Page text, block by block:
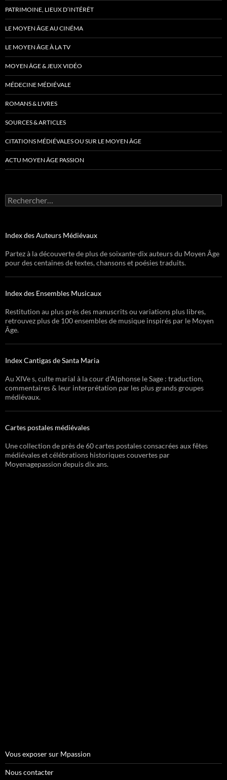
PATRIMOINE, LIEUX D’INTÉRÊT
LE MOYEN ÂGE AU CINÉMA
LE MOYEN ÂGE À LA TV
MOYEN ÂGE & JEUX VIDÉO
MÉDECINE MÉDIÉVALE
ROMANS & LIVRES
SOURCES & ARTICLES
CITATIONS MÉDIÉVALES OU SUR LE MOYEN ÂGE
ACTU MOYEN ÂGE PASSION
Rechercher :
Index des Auteurs Médiévaux
Partez à la découverte de plus de soixante-dix auteurs du Moyen Âge
pour des centaines de textes, chansons et poésies traduits.
Index des Ensembles Musicaux
Restitution au plus près des manuscrits ou variations plus libres,
retrouvez plus de 100 ensembles de musique inspirés par le Moyen
Âge.
Index Cantigas de Santa Maria
Au XIVe s, culte marial à la cour d’Alphonse le Sage : traduction,
commentaires & leur interprétation par les plus grands groupes
médiévaux.
Cartes postales médiévales
Une collection de près de 60 cartes postales consacrées aux fêtes
médiévales et célébrations historiques couvertes par
Moyenagepassion depuis dix ans.
Vous exposer sur Mpassion
Nous contacter